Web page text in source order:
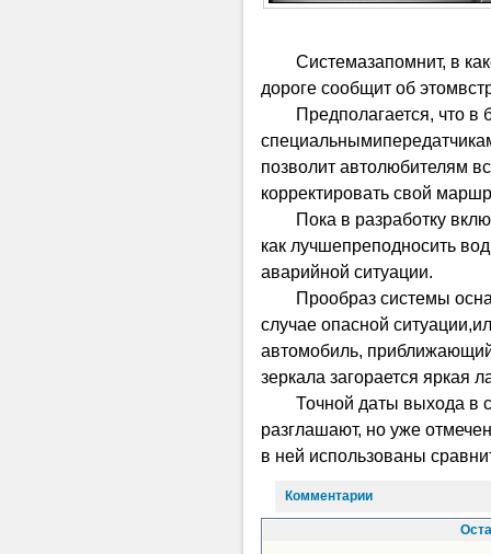
Системазапомнит, в
дороге сообщит об
Предполагается, что в
позволит автолюбителям
корректировать свой
Пока в разработку
как лучшепреподносить
аварийной ситуации.
Прообраз системы
случае опасной
автомобиль,
зеркала загорается яркая
Точной даты выхода в
разглашают, но уже
в ней использованы
Комментарии